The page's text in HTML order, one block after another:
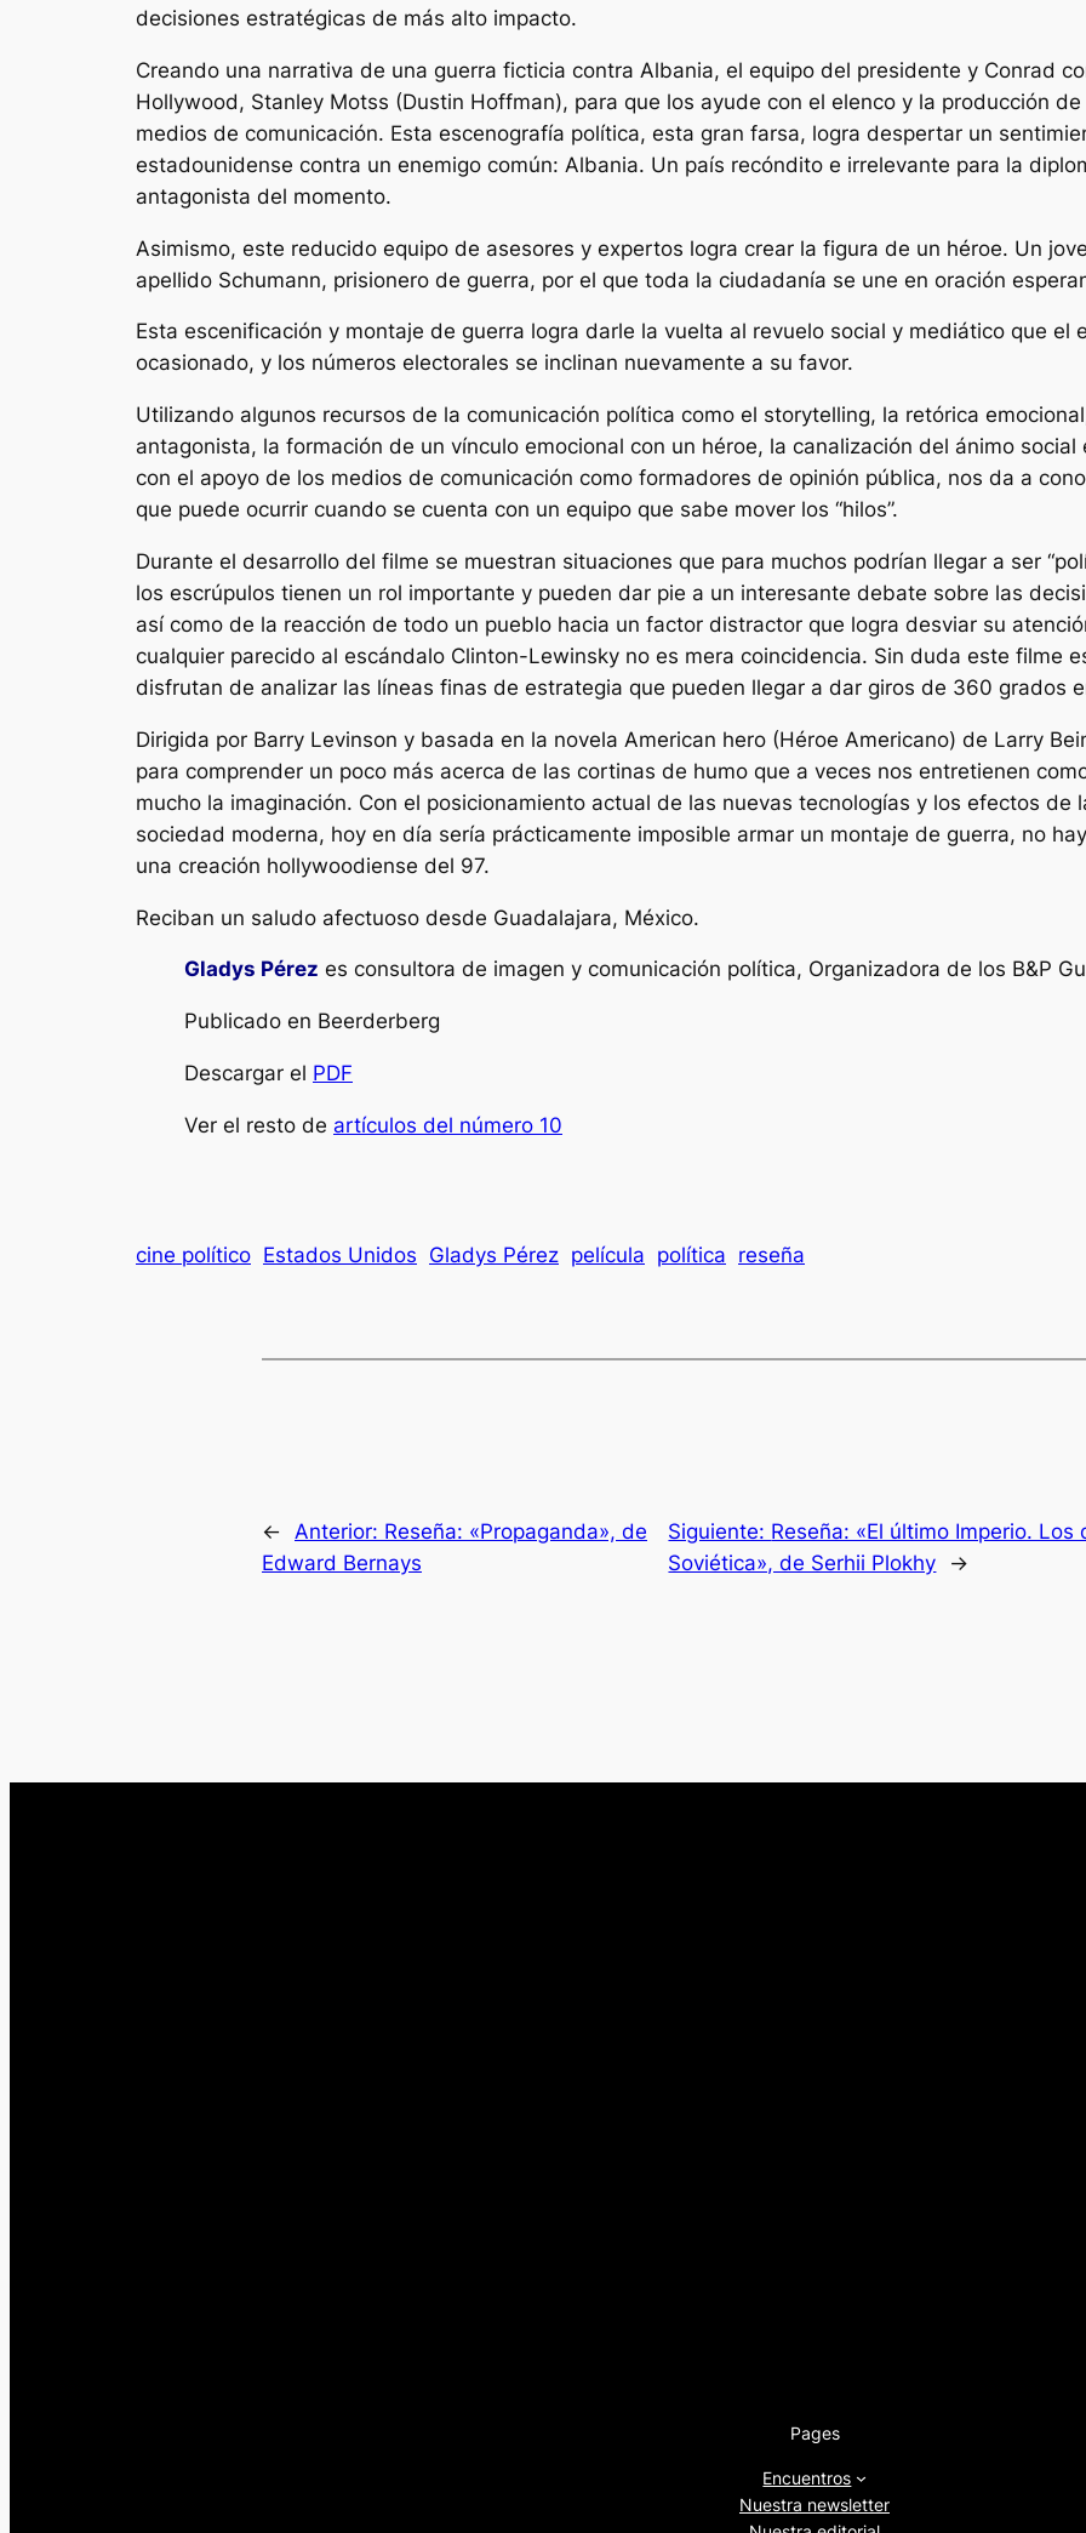
decisiones estratégicas de más alto impacto.
Creando una narrativa de una guerra ficticia contra Albania, el equipo del presidente y Conrad
Hollywood, Stanley Motss (Dustin Hoffman), para que los ayude con el elenco y la producción
medios de comunicación. Esta escenografía política, esta gran farsa, logra despertar un
estadounidense contra un enemigo común: Albania. Un país recóndito e irrelevante para la
antagonista del momento.
Asimismo, este reducido equipo de asesores y expertos logra crear la figura de un héroe. Un
apellido Schumann, prisionero de guerra, por el que toda la ciudadanía se une en oración
Esta escenificación y montaje de guerra logra darle la vuelta al revuelo social y mediático que el
ocasionado, y los números electorales se inclinan nuevamente a su favor.
Utilizando algunos recursos de la comunicación política como el storytelling, la retórica
antagonista, la formación de un vínculo emocional con un héroe, la canalización del ánimo
con el apoyo de los medios de comunicación como formadores de opinión pública, nos da a
que puede ocurrir cuando se cuenta con un equipo que sabe mover los “hilos”.
Durante el desarrollo del filme se muestran situaciones que para muchos podrían llegar a ser
los escrúpulos tienen un rol importante y pueden dar pie a un interesante debate sobre las
así como de la reacción de todo un pueblo hacia un factor distractor que logra desviar su
cualquier parecido al escándalo Clinton-Lewinsky no es mera coincidencia. Sin duda este filme
disfrutan de analizar las líneas finas de estrategia que pueden llegar a dar giros de 360 grados
Dirigida por Barry Levinson y basada en la novela American hero (Héroe Americano) de Larry
para comprender un poco más acerca de las cortinas de humo que a veces nos entretienen
mucho la imaginación. Con el posicionamiento actual de las nuevas tecnologías y los efectos de
sociedad moderna, hoy en día sería prácticamente imposible armar un montaje de guerra, no
una creación hollywoodiense del 97.
Reciban un saludo afectuoso desde Guadalajara, México.
Gladys Pérez es consultora de imagen y comunicación política, Organizadora de los B&P
Publicado en Beerderberg
Descargar el PDF
Ver el resto de artículos del número 10
cine político Estados Unidos Gladys Pérez película política reseña
← Anterior: Reseña: «Propaganda», de
Edward Bernays
Siguiente: Reseña: «El último Imperio.
Soviética», de Serhii Plokhy
→
Pages
Encuentros
Nuestra newsletter